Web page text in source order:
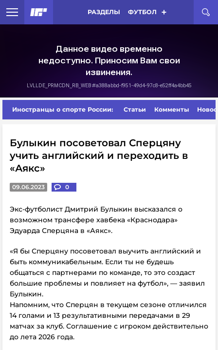
РАЗДЕЛЫ ФУТБОЛ
Иностранцы о спорте России: Статьи Комменты
Булыкин посоветовал Сперцяну
учить английский и переходить в
«Аякс»
09.06.2023 0
Экс-футболист Дмитрий Булыкин высказался о
возможном трансфере хавбека «Краснодара»
Эдуарда Сперцяна в «Аякс».
«Я бы Сперцяну посоветовал выучить английский и
быть коммуникабельным. Если ты не будешь
общаться с партнерами по команде, то это создаст
большие проблемы и повлияет на футбол», — заявил
Булыкин.
Напомним, что Сперцян в текущем сезоне отличился
14 голами и 13 результативными передачами в 29
матчах за клуб. Соглашение с игроком действительно
до лета 2026 года.